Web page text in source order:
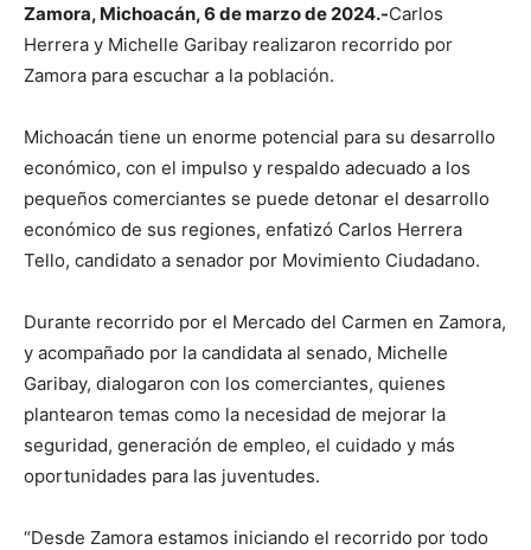
Zamora, Michoacán, 6 de marzo de 2024.-Carlos
Herrera y Michelle Garibay realizaron recorrido por
Zamora para escuchar a la población.
Michoacán tiene un enorme potencial para su desarrollo
económico, con el impulso y respaldo adecuado a los
pequeños comerciantes se puede detonar el desarrollo
económico de sus regiones, enfatizó Carlos Herrera
Tello, candidato a senador por Movimiento Ciudadano.
Durante recorrido por el Mercado del Carmen en Zamora,
y acompañado por la candidata al senado, Michelle
Garibay, dialogaron con los comerciantes, quienes
plantearon temas como la necesidad de mejorar la
seguridad, generación de empleo, el cuidado y más
oportunidades para las juventudes.
“Desde Zamora estamos iniciando el recorrido por todo